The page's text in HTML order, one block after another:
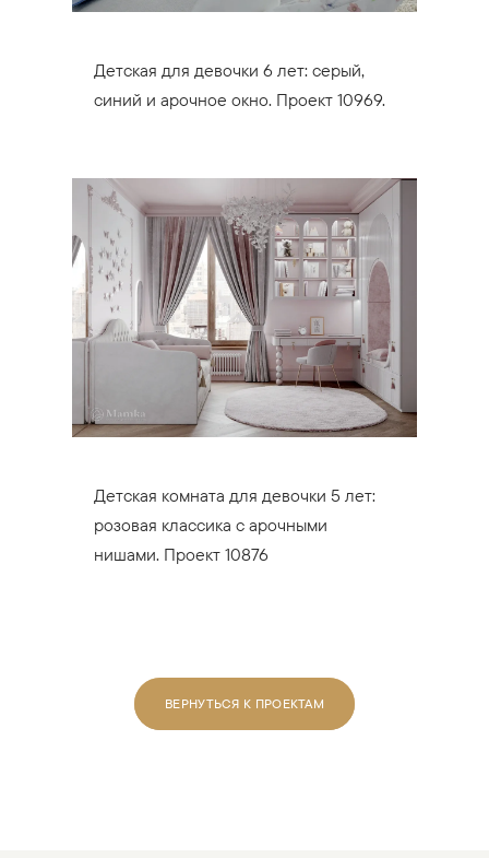
Детская для девочки 6 лет: серый,
синий и арочное окно. Проект 10969.
Детская комната для девочки 5 лет:
розовая классика с арочными
нишами. Проект 10876
ВЕРНУТЬСЯ К ПРОЕКТАМ